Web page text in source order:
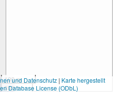
100 m
300 ft
und Datenschutz | Karte hergestellt
Database License (ODbL)